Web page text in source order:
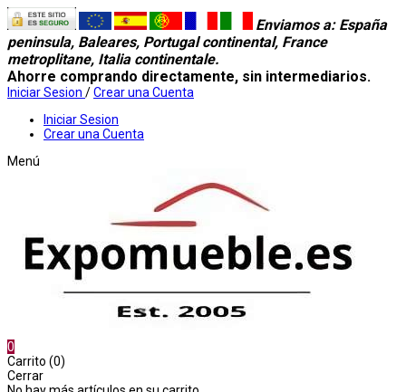
Enviamos a: España
peninsula, Baleares, Portugal continental, France
metroplitane, Italia continentale.
Ahorre comprando directamente, sin intermediarios.
Iniciar Sesion /Crear una Cuenta
Iniciar Sesion
Crear una Cuenta
Menú
0
Carrito (0)
Cerrar